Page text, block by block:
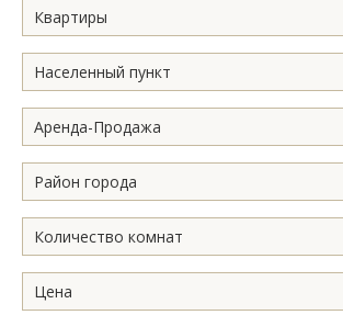
Квартиры
Населенный пункт
Аренда-Продажа
Район города
Количество комнат
Цена